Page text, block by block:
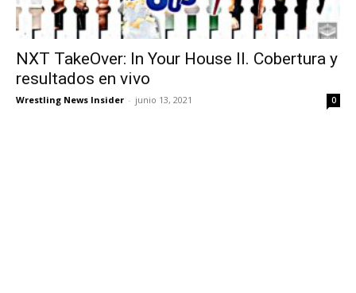
NXT TakeOver: In Your House II. Cobertura y
resultados en vivo
Wrestling News Insider - junio 13, 2021 0